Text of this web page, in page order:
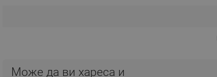
Може да ви хареса и